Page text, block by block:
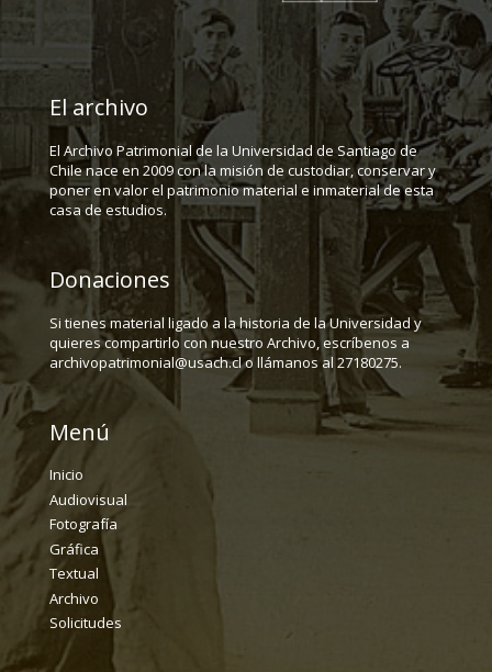
El archivo
El Archivo Patrimonial de la Universidad de Santiago de
Chile nace en 2009 con la misión de custodiar, conservar y
poner en valor el patrimonio material e inmaterial de esta
casa de estudios.
Donaciones
Si tienes material ligado a la historia de la Universidad y
quieres compartirlo con nuestro Archivo, escríbenos a
archivopatrimonial@usach.cl o llámanos al 27180275.
Menú
Inicio
Audiovisual
Fotografía
Gráfica
Textual
Archivo
Solicitudes